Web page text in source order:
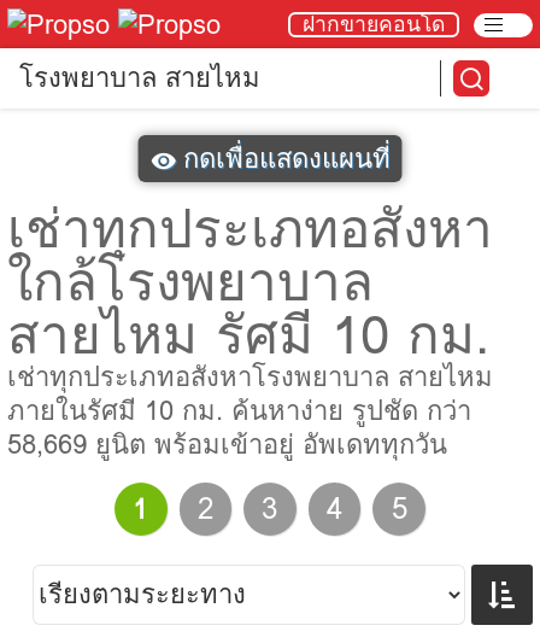
โรงพยาบาล สายไหม
ฝากขายคอนโด
กดเพื่อแสดงแผนที่
เช่าทุกประเภทอสังหา
ใกล้โรงพยาบาล
สายไหม รัศมี 10 กม.
เช่าทุกประเภทอสังหาโรงพยาบาล สายไหม
ภายในรัศมี 10 กม. ค้นหาง่าย รูปชัด กว่า
58,669 ยูนิต พร้อมเข้าอยู่ อัพเดททุกวัน
1 2 3 4 5